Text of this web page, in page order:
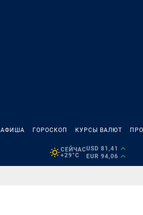
АФИША ГОРОСКОП КУРСЫ ВАЛЮТ
СЕЙЧАС
+29°C
USD 81,41
EUR 94,06